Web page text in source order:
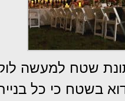
שטח למעשה
בשטח כי כל